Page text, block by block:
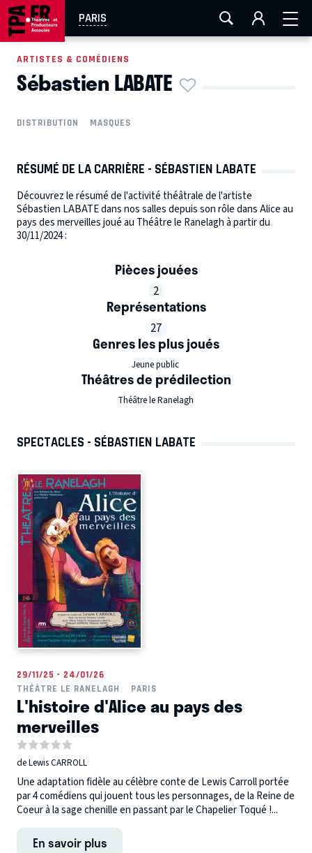
PARIS
AIX-MARSEILLE LA ROCHELLE
EN TOURNÉE
ARTISTES & COMÉDIENS
Sébastien LABATE
DISTRIBUTION MASQUES
RÉSUMÉ DE LA CARRIÈRE - SÉBASTIEN LABATE
Découvrez le résumé de l'activité théâtrale de l'artiste
Sébastien LABATE dans nos salles depuis son rôle dans Alice au
pays des merveilles joué au Théâtre le Ranelagh à partir du
30/11/2024 :
Pièces jouées
2
Représentations
27
Genres les plus joués
Jeune public
Théâtres de prédilection
Théâtre le Ranelagh
SPECTACLES - SÉBASTIEN LABATE
29/11/25 - 24/01/26
THÉÂTRE LE RANELAGH
PARIS
L'histoire d'Alice au pays des
merveilles
de Lewis CARROLL
Une adaptation fidèle au célèbre conte de Lewis Carroll portée
par 4 comédiens qui jouent tous les personnages, de la Reine de
Coeur à la sage chenille en passant par le Chapelier Toqué !...
En savoir plus